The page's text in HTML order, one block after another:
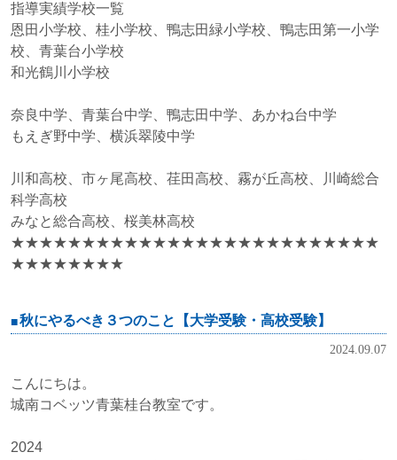
指導実績学校一覧
恩田小学校、桂小学校、鴨志田緑小学校、鴨志田第一小学
校、青葉台小学校
和光鶴川小学校
奈良中学、青葉台中学、鴨志田中学、あかね台中学
もえぎ野中学、横浜翠陵中学
川和高校、市ヶ尾高校、荏田高校、霧が丘高校、川崎総合
科学高校
みなと総合高校、桜美林高校
★★★★★★★★★★★★★★★★★★★★★★★★★★
★★★★★★★★
秋にやるべき３つのこと【大学受験・高校受験】
2024.09.07
こんにちは。
城南コベッツ青葉桂台教室です。
2024